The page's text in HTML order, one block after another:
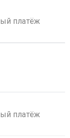
платёж
платёж